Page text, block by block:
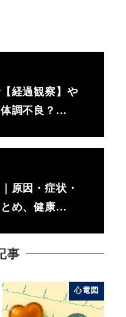
経過観察】や
調不良？…
原因・症状・
とめ、健康…
事
心電図